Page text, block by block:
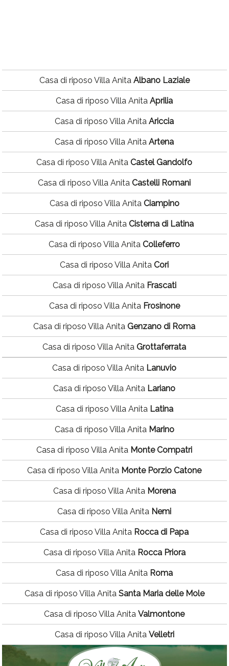
Casa di riposo Villa Anita Albano Laziale
Casa di riposo Villa AnitaAprilia
Casa di riposo Villa AnitaAriccia
Casa di riposo Villa AnitaArtena
Casa di riposo Villa AnitaCastel Gandolfo
Casa di riposo Villa AnitaCastelli Romani
Casa di riposo Villa Anita Ciampino
Casa di riposo Villa AnitaCisterna di Latina
Casa di riposo Villa AnitaColleferro
Casa di riposo Villa AnitaCori
Casa di riposo Villa Anita Frascati
Casa di riposo Villa Anita Frosinone
Casa di riposo Villa AnitaGenzano di Roma
Casa di riposo Villa AnitaGrottaferrata
Casa di riposo Villa Anita Lanuvio
Casa di riposo Villa Anita Lariano
Casa di riposo Villa Anita Latina
Casa di riposo Villa Anita Marino
Casa di riposo Villa Anita Monte Compatri
Casa di riposo Villa Anita Monte Porzio Catone
Casa di riposo Villa Anita Morena
Casa di riposo Villa Anita Nemi
Casa di riposo Villa Anita Rocca di Papa
Casa di riposo Villa Anita Rocca Priora
Casa di riposo Villa Anita Roma
Casa di riposo Villa Anita Santa Maria delle Mole
Casa di riposo Villa AnitaValmontone
Casa di riposo Villa Anita Velletri